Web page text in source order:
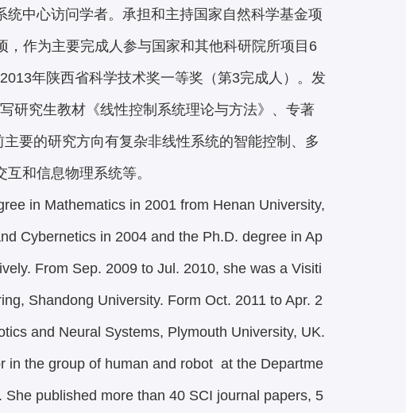
中心访问学者。承担和主持国家自然科学基金项
作为主要完成人参与国家和其他科研院所项目6
年陕西省科学技术奖一等奖（第3完成人）。发
研究生教材《线性控制系统理论与方法》、专著
要的研究方向有复杂非线性系统的智能控制、多
和信息物理系统等。
in Mathematics in 2001 from Henan University,
Cybernetics in 2004 and the Ph.D. degree in Ap
From Sep. 2009 to Jul. 2010, she was a Visiti
Shandong University. Form Oct. 2011 to Apr. 2
and Neural Systems, Plymouth University, UK.
in the group of human and robot at the Departme
published more than 40 SCI journal papers, 5